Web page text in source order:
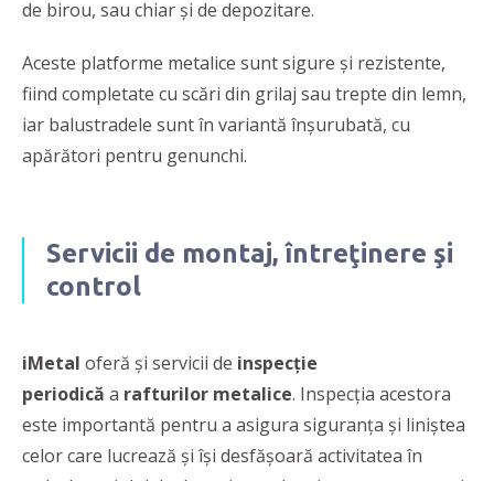
de birou, sau chiar şi de depozitare.
Aceste platforme metalice sunt sigure şi rezistente,
fiind completate cu scări din grilaj sau trepte din lemn,
iar balustradele sunt în variantă înșurubată, cu
apărători pentru genunchi.
Servicii de montaj, întreţinere şi
control
iMetal oferă şi servicii de inspecţie
periodică a rafturilor metalice. Inspecția acestora
este importantă pentru a asigura siguranța și liniștea
celor care lucrează și își desfășoară activitatea în